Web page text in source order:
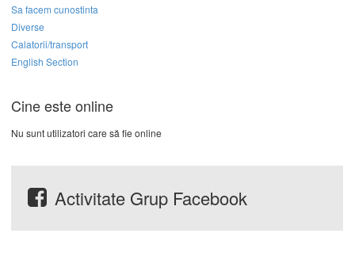
Sa facem cunostinta
Diverse
Calatorii/transport
English Section
Cine este online
Nu sunt utilizatori care să fie online
Activitate Grup Facebook